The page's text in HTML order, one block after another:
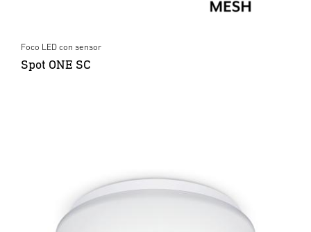
Foco LED con sensor
Spot ONE SC